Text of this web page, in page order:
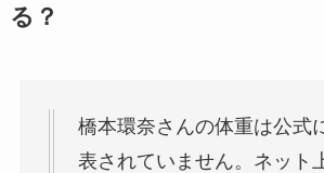
る？
橋本環奈さんの体重は公式
表されていません。ネット